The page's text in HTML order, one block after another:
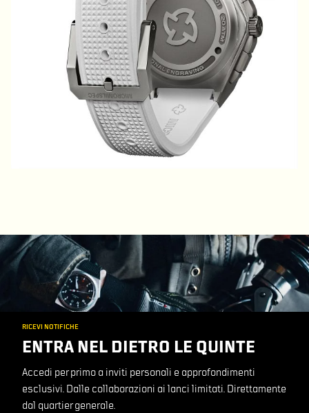
RICEVI NOTIFICHE
ENTRA NEL DIETRO LE QUINTE
Accedi per primo a inviti personali e approfondimenti
esclusivi. Dalle collaborazioni ai lanci limitati. Direttamente
dal quartier generale.